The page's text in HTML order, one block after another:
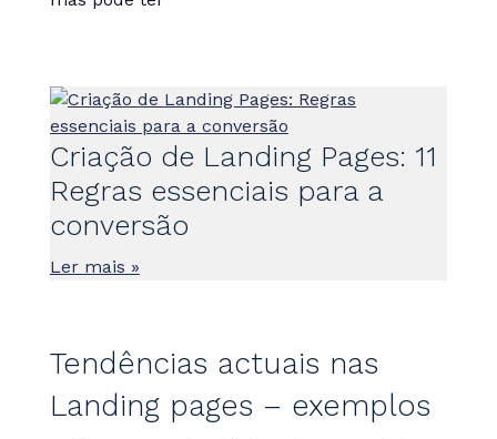
Criação de Landing Pages: 11
Regras essenciais para a
conversão
Ler mais »
Tendências actuais nas
Landing pages – exemplos